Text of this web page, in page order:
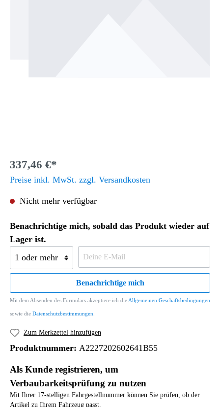
337,46 €*
Preise inkl. MwSt. zzgl. Versandkosten
Nicht mehr verfügbar
Benachrichtige mich, sobald das Produkt wieder auf
Lager ist.
Benachrichtige mich
Mit dem Absenden des Formulars akzeptiere ich die Allgemeinen Geschäftsbedingungen
sowie die Datenschutzbestimmungen
Zum Merkzettel hinzufügen
Produktnummer: A2227202602641B55
Als Kunde registrieren, um
Verbaubarkeitsprüfung zu nutzen
Mit Ihrer 17-stelligen Fahrgestellnummer können Sie prüfen, ob der
Artikel zu Ihrem Fahrzeug passt.